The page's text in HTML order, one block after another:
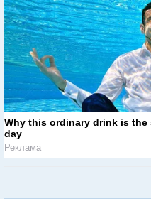
Why this ordinary drink is
day
Реклама